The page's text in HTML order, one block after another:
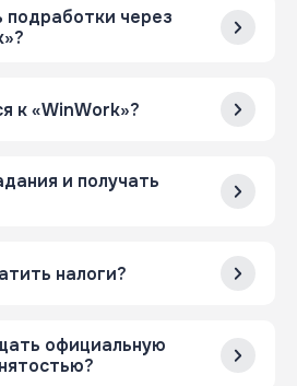
через
к «WinWork»?
и получать
налоги?
официальную